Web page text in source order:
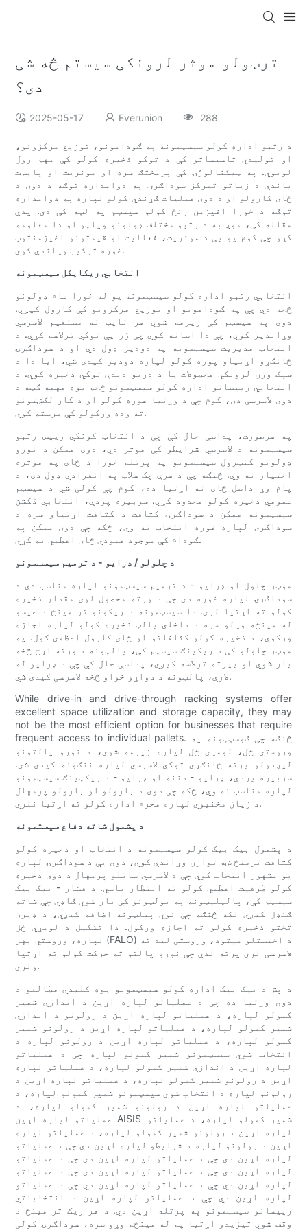
ترټولو موثر لرونکی سیستم څه شی
دی؟
2025-05-17 Everunion 288
د رتبو اداره کولو سیسټمونه په ګودامونو، توزیع مرکزونو،
او تولیدي تاسیساتو کې د توکو ذخیره کولو کې مهم رول
لوبوي. په ټیکنالوژۍ کې پرمختګ سره او موثریت او پایښت
باندې د زیاتو تمرکز سوداګرۍ په دوامداره توګه د دوی د
ځای کارولو او د دوی عملیات ګړندي کولو لپاره په دوامداره
توګه د خورا اغیزمن رنځ کولو سیسټم په لټه کې دي. پدې
مقاله کې، موږ به د رتبو مختلف ډولونو وپلټو او دا معلومه
کړو چې کوم یو یې د موثریت، فعالیت او قیمتونو اغیزمنتوب
غوره ترکیب وړاندې کوي.
انتخابي ریکایکل سیسټمونه
انتخابي رتبو اداره کولو سیسټمونه یو له خورا عام ډولونو
څخه دي چې په ګودامونو او توزیع مرکزونو کې کارول کیږي.
دوی په سیسټم کې زیرمه شوي هر تایټ ته مستقیم لاسرسي
وړاندیز کوي، چې دا اسانه کوي چې ژر یې توکي ترلاسه کړي. د
انتخاب مدیریت سیسټمونه په دودیز ډول دي او د سوداګرۍ
ځانګړو اړتیاو پوره کولو لپاره دوديز کیدی شي، ایا دا د
سپک وزن لرونکي محصولات یا د درنو دندې توکي ذخیره کوي. د
انتخابي رییسانو اداره کولو سیسټمونو څخه یوه مهمه ګټه د
دوی لاسرسی دی، کوم چې د وړتیا غوره کولو او د کار لګښتونو
ته وده ورکولو کې مرسته کوي.
په هرصورت، پداسې حال کې چې د انتخاب کونکي رییس رتبو
سیسټمونه د لاسرسي شرایطو کې موثر دي، دوی ممکن د نورو
ډولونو کنټرول سیسټمونو په پرتله خورا د ځای په موثره
اختیار نه وي. څنګه چې د هرې چک سلاټ په انفرادي ډول دی، د
پام وړ داسل ځای ته اړتیا ده، کوم چې کولی شي د سیسټم
عمومي ذخیره کولو محدود کړي. سربیره پردې، انتخابي ڈکشن
سیسټمونه ممکن د سوداګرۍ کثافت د کثافت اړتیاو سره د
سوداګرۍ لپاره غوره انتخاب نه وي، ځکه چې دوی ممکن په
ګودام کې موجود عمودي ځای اعظمي نه کړي.
د چلولو / ډرایو - د ترمیم سیسټمونو
موټر چلول او ډرایو - د ترمیم سیسټمونو لپاره مناسب دي د
سوداګرۍ لپاره غوره دي چې د ورته محصول لوی مقدار ذخیره
کولو ته اړتیا لري. دا سیسټمونه د ریکونو تر مینځ د عیسو
له مینځه وړلو سره د داخلي پالټ ذخیره کولو لپاره اجازه
ورکوي، د ذخیره کولو کثافاتو او ځای کارول اعظمي کول. په
موټر چلولو کې د ریکینګ سیسټم کې، پالټونه د ورته اړخ څخه
بار شوي او بیرته ترلاسه کیږي، پداسې حال کې چې د ډرایو له
لارې، پالټونه د دواړو خواو څخه لاسرسی کیدی شي.
While drive-in and drive-through racking systems offer
excellent space utilization and storage capacity, they may
not be the most efficient option for businesses that require
frequent access to individual pallets. څنګه چې ګوسټټونه په
وروستي ځل، لومړي ځل لپاره زیرمه شوي، د نورو پالتونو
لیږدولو پرته ځانګړي توکي لاسرسي لپاره ننګونه کیدی شي.
سربیره پردې، ډرایو - دننه او ډرایو - د ریکټینګ سیسټمونو
لپاره مناسب نه وي، ځکه چې دوی د بارولو او بارولو پرمهال
د زیان مخنیوي لپاره محرم اداره کولو ته اړتیا نلري.
د پشمول شاته دفاع سیستمونه
د پشمول بیک بیک کولو سیسټمونه د انتخاب او ذخیره کولو
کثافت ترمنځ ښه توازن وړاندې کوي، دوی یې د سوداګرۍ لپاره
یو مشهور انتخاب کوي چې د لاسرسي ساتلو پرمهال د دوی ذخیره
کولو ظرفیت اعظمي کولو ته انتظار باسي. د فشار - بیک بیک
سیسټم کې، پالټلیټونه په بولټونو کې بار شوي ګاډي چې شاته
ګنډل کیږي لکه څنګه چې نوي پیلټونه اضافه کیږي، د ډیری
تختو ذخیره کولو ته اجازه ورکول. دا تشکیل د لومړي ځل
لپاره، وروستي بهر (FALO) د اخیستلو میتود، وروستی لید ته
لاسرسی لري پرته لدې چې نورو پالتو ته حرکت کولو ته اړتیا
ولري.
د پش د بیک بیک اداره کولو سیسټمونو یوه کليدي مطالعو د
دوی وړتیا ده چې د عملیاتو لپاره اړین د اندازې شمیر
کمولو لپاره، د عملیاتو لپاره اړین د رولونو د اندازې
شمیر کمولو لپاره، د عملیاتو لپاره اړین د رولونو شمیر
کمولو لپاره، د عملیاتو لپاره اړین د رولونو لپاره د
انتخاب شوي سیسټمونو شمیر کمولو لپاره چې د عملیاتو
لپاره اړین د اندازې شمیر کمولو لپاره، د عملیاتو لپاره
اړین د رولونو شمیر کمولو لپاره، د عملیاتو لپاره اړین د
رولونو لپاره د انتخاب شوي سیسټمونو شمیر کمولو لپاره، د
عملیاتو لپاره اړین د رولونو شمیر کمولو لپاره، د
عملیاتو لپاره اړین AISIS شمیر کمولو لپاره، د عملیاتو
لپاره اړین د رولونو شمیر کمولو لپاره، د عملیاتو لپاره
اړین د رولونو لپاره د شرایطو لپاره اړین دي چې د عملیاتو
لپاره اړین دي چې د عملیاتو لپاره اړین دي چې د عملیاتو
لپاره اړین دي چې د عملیاتو لپاره اړین دي چې د عملیاتو
لپاره اړین دي چې د عملیاتو لپاره اړین دي چې د عملیاتو
لپاره اړین دي چې د عملیاتو لپاره اړین د انتخاباتي
رییسانو سیسټمونو په پرتله اړین دي. د هر ریک تر مینځ د
وقف شوي تیزیدو اړتیا په له مینځه وړو سره، سوداګرۍ کولی